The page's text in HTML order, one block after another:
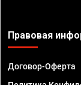
Правовая
Договор-Оферта